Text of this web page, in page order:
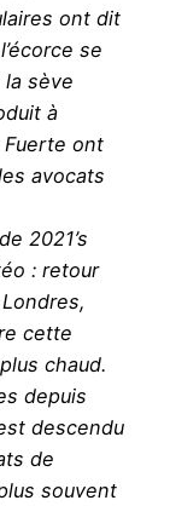
ont dit
se
sève
à
ont
avocats
2021’s
: retour
cette
chaud.
depuis
descendu
de
souvent